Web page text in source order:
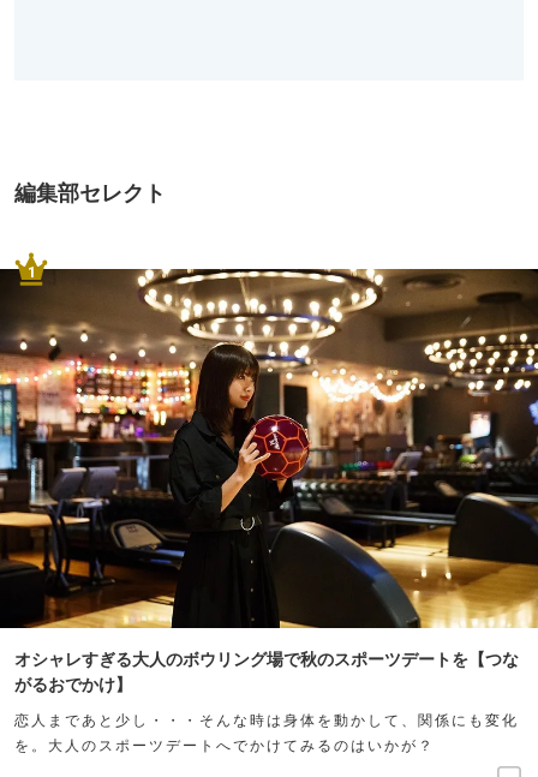
編集部セレクト
1
オシャレすぎる大人のボウリング場で秋のスポーツデートを【つな
がるおでかけ】
恋人まであと少し・・・そんな時は身体を動かして、関係にも変化
を。大人のスポーツデートへでかけてみるのはいかが？